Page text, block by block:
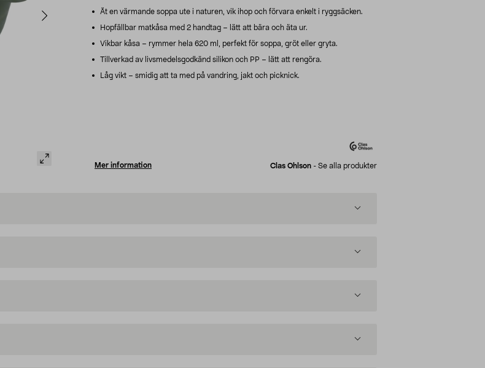
Ät en värmande soppa ute i naturen, vik ihop och förvara enkelt i ryggsäcken.
Hopfällbar matkåsa med 2 handtag – lätt att bära och äta ur.
Vikbar kåsa – rymmer hela 620 ml, perfekt för soppa, gröt eller gryta.
Tillverkad av livsmedelsgodkänd silikon och PP – lätt att rengöra.
Låg vikt – smidig att ta med på vandring, jakt och picknick.
Mer information Clas Ohlson - Se alla produkter